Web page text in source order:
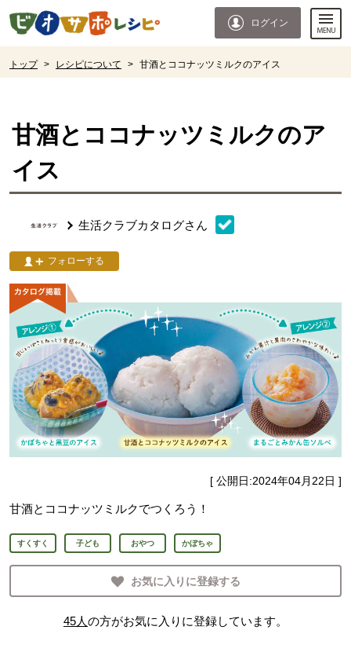
ページの先頭です。
ログイン
トップ > レシピについて > 甘酒とココナッツミルクのアイス​
甘酒とココナッツミルクのア
イス​
生活クラブカタログさん
フォローする
[ 公開日:2024年04月22日 ]
甘酒とココナッツミルクでつくろう！
すくすく 子ども おやつ かぼちゃ
お気に入りに登録する
45人の方がお気に入りに登録しています。